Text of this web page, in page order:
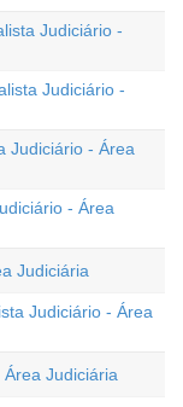
Judiciário -
Judiciário -
Judiciário - Área
- Área
Judiciária
Judiciário - Área
Judiciária